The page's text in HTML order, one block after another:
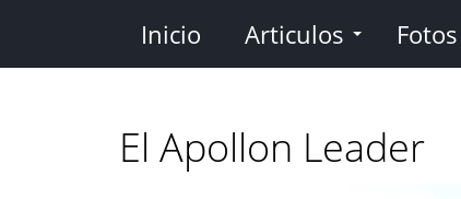
contenido
Inicio Articulos Fotos
El Apollon Leader